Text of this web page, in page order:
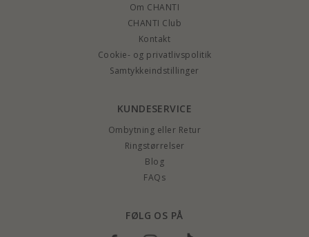
Om CHANTI
CHANTI Club
Kontakt
Cookie- og privatlivspolitik
Samtykkeindstillinger
KUNDESERVICE
Ombytning eller Retur
Ringstørrelser
Blog
FAQs
FØLG OS PÅ